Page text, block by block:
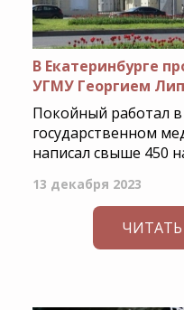
В Екатеринбурге
УГМУ Георгием
Покойный работал
государственном
написал свыше 450
13 декабря 2023